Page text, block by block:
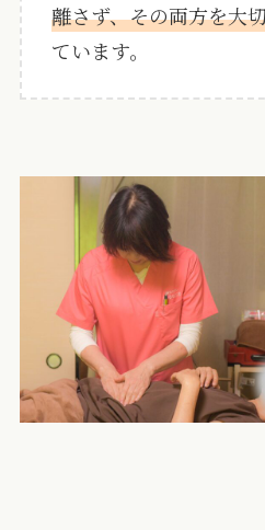
離さず、その両方を大
ています。